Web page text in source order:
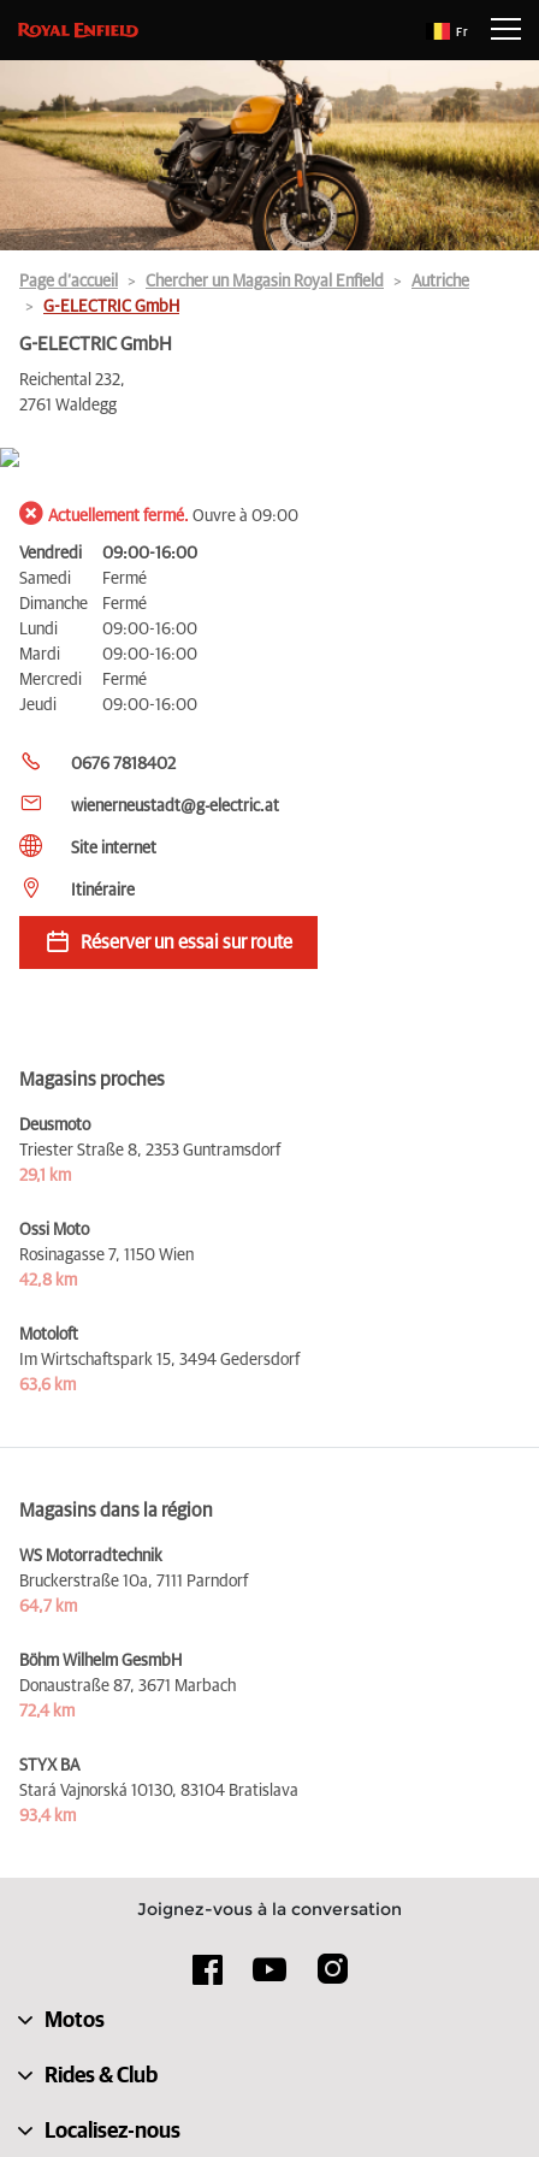
Fr
Page d’accueil Chercher un Magasin Royal Enfield
Autriche
G-ELECTRIC GmbH
G-ELECTRIC GmbH
Reichental 232,
2761 Waldegg
Actuellement fermé. Ouvre à 09:00
Vendredi
09:00-16:00
Samedi
Fermé
Dimanche
Fermé
Lundi
09:00-16:00
Mardi
09:00-16:00
Mercredi
Fermé
Jeudi
09:00-16:00
0676 7818402
wienerneustadt@g-electric.at
Site internet
Itinéraire
Réserver un essai sur route
Magasins proches
Deusmoto
Triester Straße 8, 2353 Guntramsdorf
29,1 km
Ossi Moto
Rosinagasse 7, 1150 Wien
42,8 km
Motoloft
Im Wirtschaftspark 15, 3494 Gedersdorf
63,6 km
Magasins dans la région
WS Motorradtechnik
Bruckerstraße 10a, 7111 Parndorf
64,7 km
Böhm Wilhelm GesmbH
Donaustraße 87, 3671 Marbach
72,4 km
STYX BA
Stará Vajnorská 10130, 83104 Bratislava
93,4 km
Joignez-vous à la conversation
Motos
Rides & Club
Localisez-nous